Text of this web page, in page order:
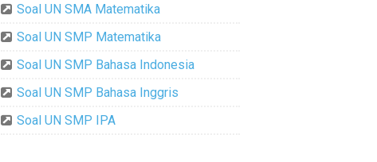
Soal UN SMA Matematika
Soal UN SMP Matematika
Soal UN SMP Bahasa Indonesia
Soal UN SMP Bahasa Inggris
Soal UN SMP IPA